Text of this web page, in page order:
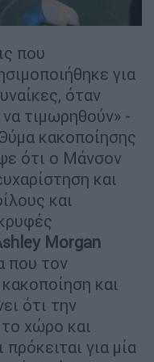
που
για
όταν
τιμωρηθούν» -
κακοποίησης
ότι ο Μάνσον
και
και
Morgan
που τον
και
ότι την
χώρο και
για μία